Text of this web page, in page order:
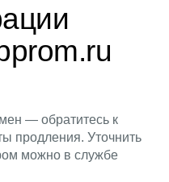
— обратитесь к
продления. Уточнить
можно в службе